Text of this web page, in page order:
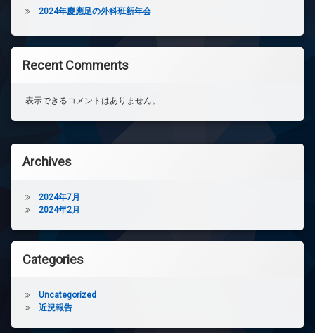
2024年慶應足の外科班新年会
Recent Comments
表示できるコメントはありません。
Archives
2024年7月
2024年2月
Categories
Uncategorized
近況報告